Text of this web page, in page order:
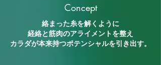
​Concept
絡まった糸を解くように
経絡と筋肉のアライメントを整え
カラダが本来持つポテンシャルを引き出す。